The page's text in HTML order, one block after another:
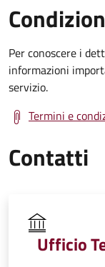
Per conoscere i
informazioni
servizio.
Termini e
Contatti
Ufficio